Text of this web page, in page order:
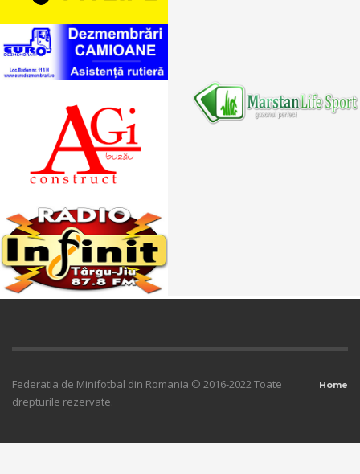
Home
Federatia de Minifotbal din Romania © 2016-2022 Toate
drepturile rezervate.